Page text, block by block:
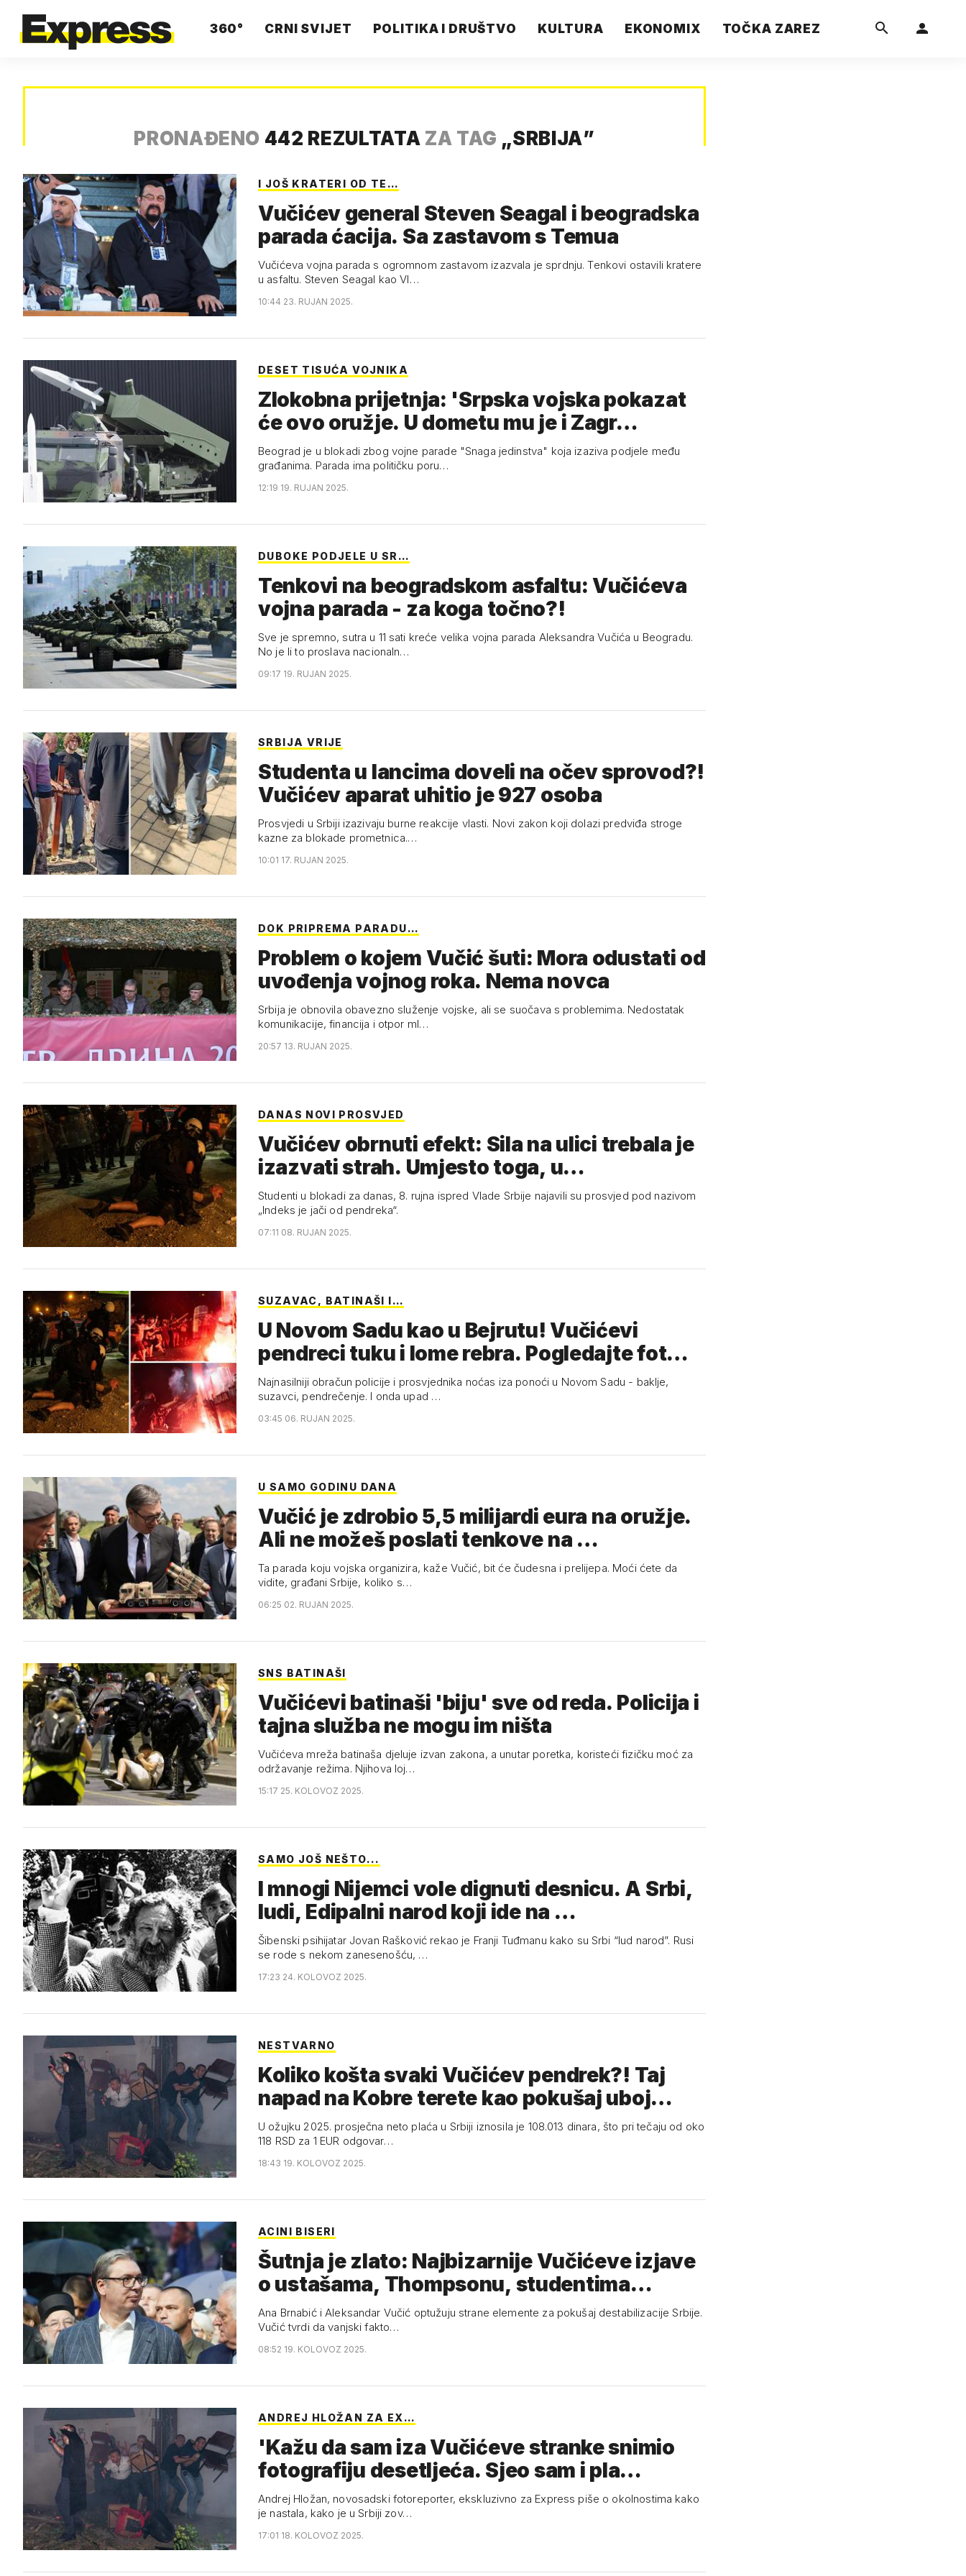
360° CRNI SVIJET POLITIKA I DRUŠTVO KULTURA EKONOMIX TOČKA ZAREZ
PRONAĐENO 442 REZULTATA ZA TAG „SRBIJA”
I JOŠ KRATERI OD TE…
Vučićev general Steven Seagal i beogradska
parada ćacija. Sa zastavom s Temua
Vučićeva vojna parada s ogromnom zastavom izazvala je sprdnju. Tenkovi ostavili kratere
u asfaltu. Steven Seagal kao VI…
10:44 23. RUJAN 2025.
DESET TISUĆA VOJNIKA
Zlokobna prijetnja: 'Srpska vojska pokazat
će ovo oružje. U dometu mu je i Zagr…
Beograd je u blokadi zbog vojne parade "Snaga jedinstva" koja izaziva podjele među
građanima. Parada ima političku poru…
12:19 19. RUJAN 2025.
DUBOKE PODJELE U SR…
Tenkovi na beogradskom asfaltu: Vučićeva
vojna parada - za koga točno?!
Sve je spremno, sutra u 11 sati kreće velika vojna parada Aleksandra Vučića u Beogradu.
No je li to proslava nacionaln…
09:17 19. RUJAN 2025.
SRBIJA VRIJE
Studenta u lancima doveli na očev sprovod?!
Vučićev aparat uhitio je 927 osoba
Prosvjedi u Srbiji izazivaju burne reakcije vlasti. Novi zakon koji dolazi predviđa stroge
kazne za blokade prometnica.…
10:01 17. RUJAN 2025.
DOK PRIPREMA PARADU…
Problem o kojem Vučić šuti: Mora odustati od
uvođenja vojnog roka. Nema novca
Srbija je obnovila obavezno služenje vojske, ali se suočava s problemima. Nedostatak
komunikacije, financija i otpor ml…
20:57 13. RUJAN 2025.
DANAS NOVI PROSVJED
Vučićev obrnuti efekt: Sila na ulici trebala je
izazvati strah. Umjesto toga, u…
Studenti u blokadi za danas, 8. rujna ispred Vlade Srbije najavili su prosvjed pod nazivom
„Indeks je jači od pendreka“.
07:11 08. RUJAN 2025.
SUZAVAC, BATINAŠI I…
U Novom Sadu kao u Bejrutu! Vučićevi
pendreci tuku i lome rebra. Pogledajte fot…
Najnasilniji obračun policije i prosvjednika noćas iza ponoći u Novom Sadu - baklje,
suzavci, pendrečenje. I onda upad …
03:45 06. RUJAN 2025.
U SAMO GODINU DANA
Vučić je zdrobio 5,5 milijardi eura na oružje.
Ali ne možeš poslati tenkove na …
Ta parada koju vojska organizira, kaže Vučić, bit će čudesna i prelijepa. Moći ćete da
vidite, građani Srbije, koliko s…
06:25 02. RUJAN 2025.
SNS BATINAŠI
Vučićevi batinaši 'biju' sve od reda. Policija i
tajna služba ne mogu im ništa
Vučićeva mreža batinaša djeluje izvan zakona, a unutar poretka, koristeći fizičku moć za
održavanje režima. Njihova loj…
15:17 25. KOLOVOZ 2025.
SAMO JOŠ NEŠTO...
I mnogi Nijemci vole dignuti desnicu. A Srbi,
ludi, Edipalni narod koji ide na …
Šibenski psihijatar Jovan Rašković rekao je Franji Tuđmanu kako su Srbi “lud narod”. Rusi
se rode s nekom zanesenošću, …
17:23 24. KOLOVOZ 2025.
NESTVARNO
Koliko košta svaki Vučićev pendrek?! Taj
napad na Kobre terete kao pokušaj uboj…
U ožujku 2025. prosječna neto plaća u Srbiji iznosila je 108.013 dinara, što pri tečaju od oko
118 RSD za 1 EUR odgovar…
18:43 19. KOLOVOZ 2025.
ACINI BISERI
Šutnja je zlato: Najbizarnije Vučićeve izjave
o ustašama, Thompsonu, studentima…
Ana Brnabić i Aleksandar Vučić optužuju strane elemente za pokušaj destabilizacije Srbije.
Vučić tvrdi da vanjski fakto…
08:52 19. KOLOVOZ 2025.
ANDREJ HLOŽAN ZA EX…
'Kažu da sam iza Vučićeve stranke snimio
fotografiju desetljeća. Sjeo sam i pla…
Andrej Hložan, novosadski fotoreporter, ekskluzivno za Express piše o okolnostima kako
je nastala, kako je u Srbiji zov…
17:01 18. KOLOVOZ 2025.